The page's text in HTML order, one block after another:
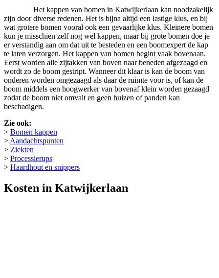
Het kappen van bomen in Katwijkerlaan kan noodzakelijk
zijn door diverse redenen. Het is bijna altijd een lastige klus, en bij
wat grotere bomen vooral ook een gevaarlijke klus. Kleinere bomen
kun je misschien zelf nog wel kappen, maar bij grote bomen doe je
er verstandig aan om dat uit te besteden en een boomexpert de kap
te laten verzorgen. Het kappen van bomen begint vaak bovenaan.
Eerst worden alle zijtakken van boven naar beneden afgezaagd en
wordt zo de boom gestript. Wanneer dit klaar is kan de boom van
onderen worden omgezaagd als daar de ruimte voor is, of kan de
boom middels een hoogwerker van bovenaf klein worden gezaagd
zodat de boom niet omvalt en geen huizen of panden kan
beschadigen.
Zie ook:
> Bomen kappen
> Aandachtspunten
> Ziekten
> Processierups
> Haardhout en snippers
Kosten in Katwijkerlaan